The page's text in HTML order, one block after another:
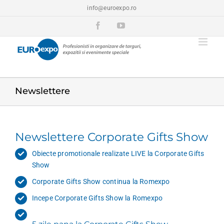
info@euroexpo.ro
FacebookYouTube
Newslettere
Newslettere Corporate Gifts Show
Obiecte promotionale realizate LIVE la Corporate Gifts
Show
Corporate Gifts Show continua la Romexpo
Incepe Corporate Gifts Show la Romexpo